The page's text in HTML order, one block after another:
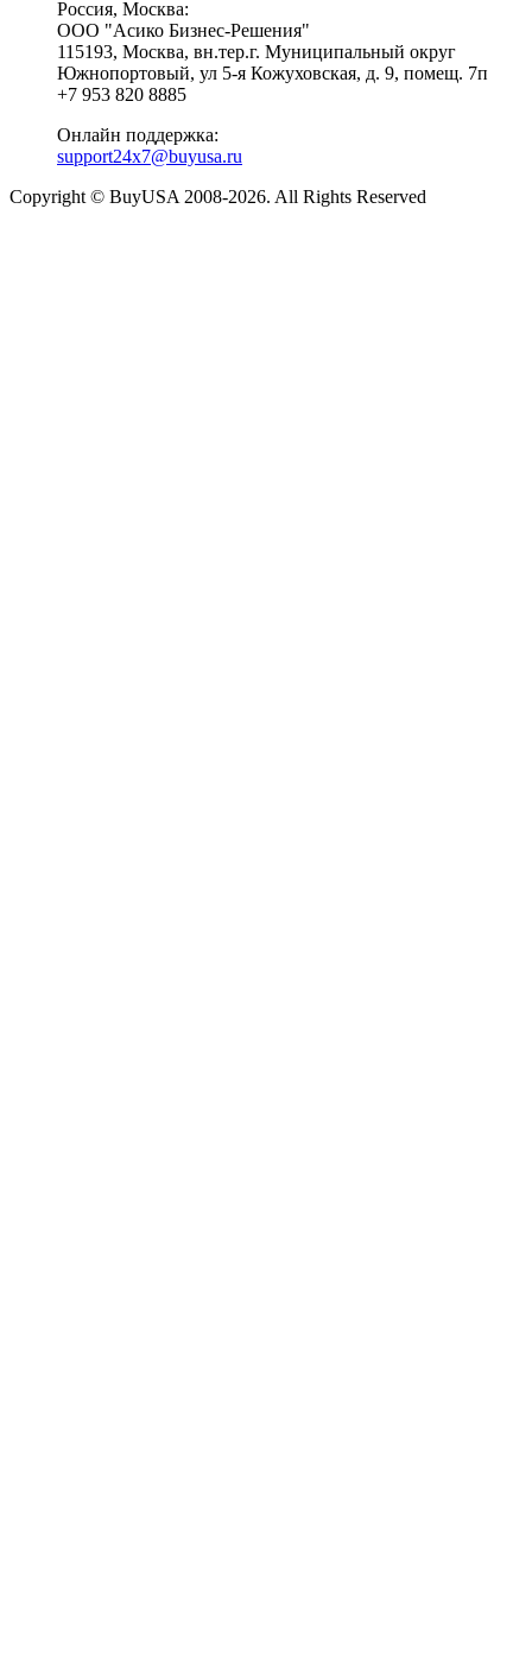
Россия, Москва:
ООО "Асико Бизнес-Решения"
115193, Москва, вн.тер.г. Муниципальный округ
Южнопортовый, ул 5-я Кожуховская, д. 9, помещ. 7п
+7 953 820 8885
Онлайн поддержка:
support24x7@buyusa.ru
Copyright © BuyUSA 2008-2026. All Rights Reserved